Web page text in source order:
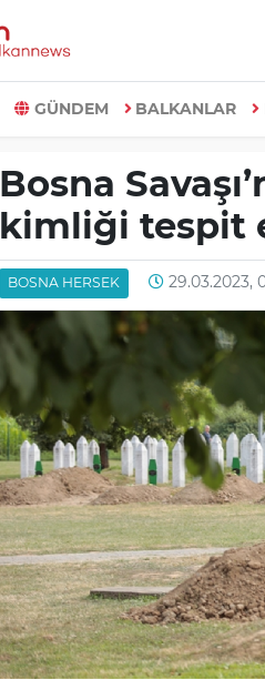
GÜNDEM BALKANLAR
Bosna
kimliği tespit
BOSNA HERSEK 29.03.2023,